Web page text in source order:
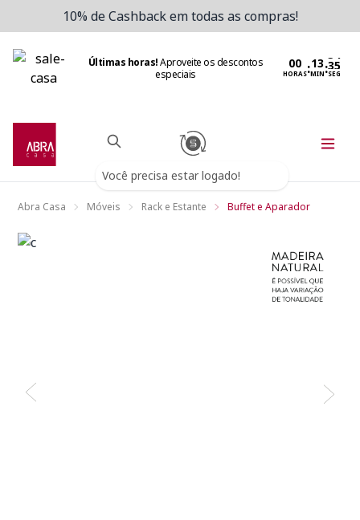
10% de Cashback em todas as compras!
Últimas horas!Aproveite os descontos
especiais
HORAS:MIN:SEG
Você precisa estar logado!
Abra Casa Móveis Rack e Estante Buffet e Aparador